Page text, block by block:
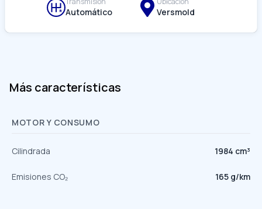
Automático Versmold
Más características
MOTOR Y CONSUMO
Cilindrada 1984 cm³
Emisiones CO₂ 165 g/km